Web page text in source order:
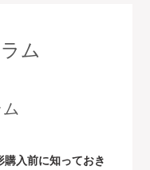
ム
購入前に知っておき